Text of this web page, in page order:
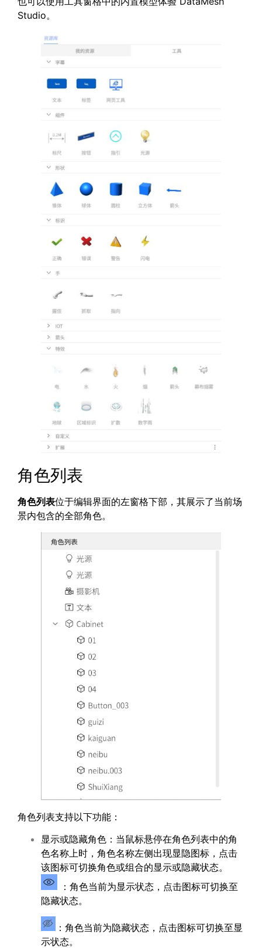
Studio。
角色列表
角色列表位于编辑界面的左窗格下部，其展示了当前场
景内包含的全部角色。
角色列表支持以下功能：
显示或隐藏角色：当鼠标悬停在角色列表中的角
色名称上时，角色名称左侧出现显隐图标，点击
该图标可切换角色或组合的显示或隐藏状态。
：角色当前为显示状态，点击图标可切换至
隐藏状态。
：角色当前为隐藏状态，点击图标可切换至显
示状态。